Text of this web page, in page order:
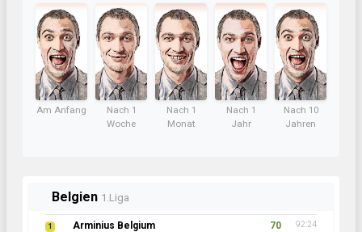
Am Anfang
Nach 1
Woche
Nach 1
Monat
Nach 1
Jahr
Nach 10
Jahren
Belgien 1.Liga
1 Arminius Belgium 70 92:24